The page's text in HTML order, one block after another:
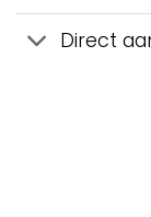
Direct